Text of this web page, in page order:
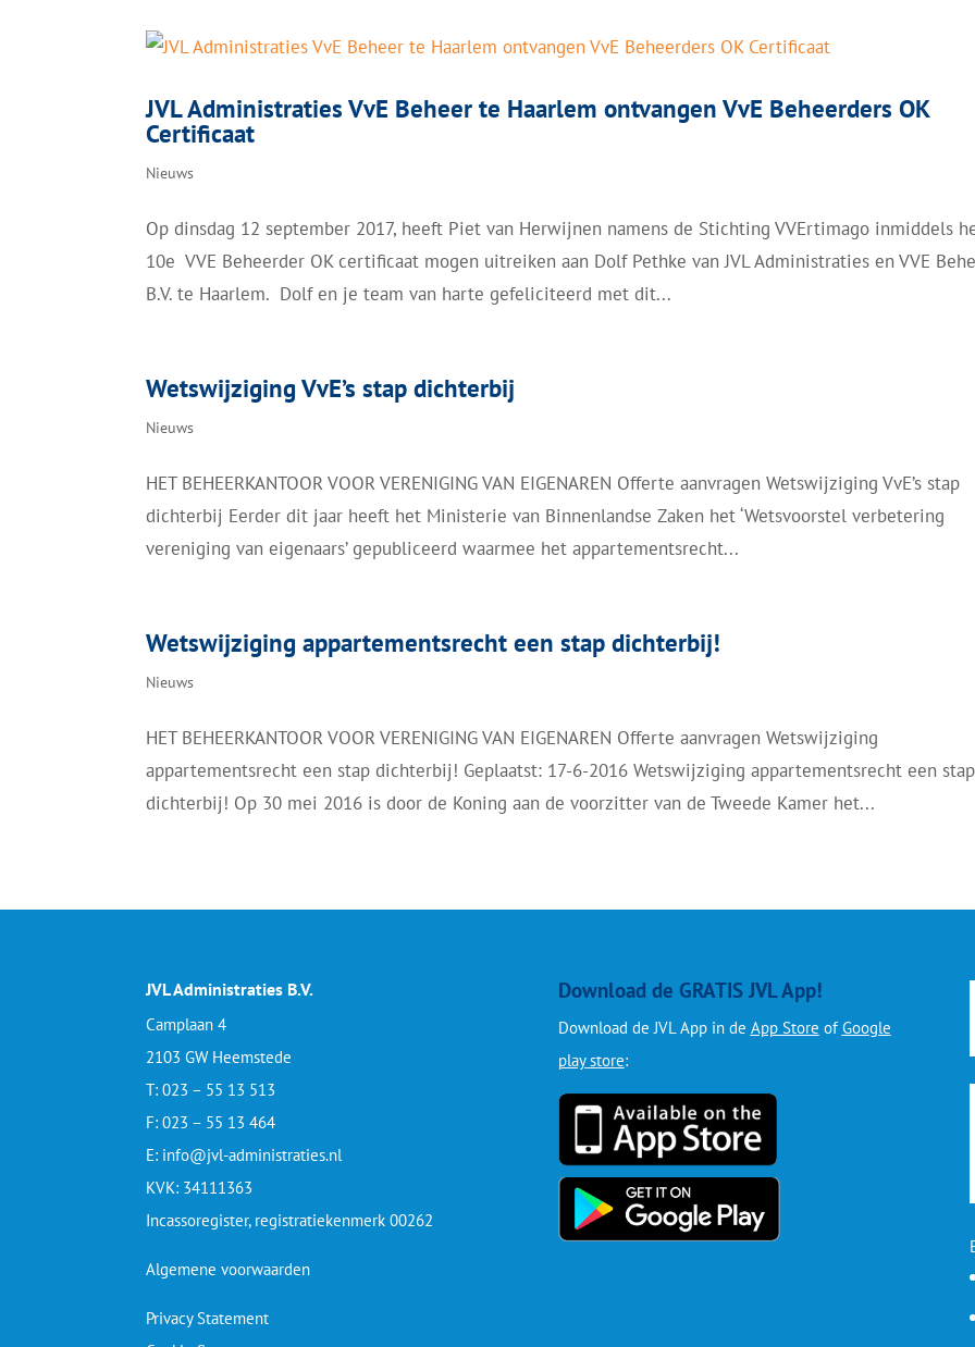
JVL Administraties VvE Beheer te Haarlem ontvangen VvE Beheerders OK
Certificaat
Nieuws
Op dinsdag 12 september 2017, heeft Piet van Herwijnen namens de Stichting VVErtimago inmiddels
10e VVE Beheerder OK certificaat mogen uitreiken aan Dolf Pethke van JVL Administraties en VVE
B.V. te Haarlem. Dolf en je team van harte gefeliciteerd met dit...
Wetswijziging VvE’s stap dichterbij
Nieuws
HET BEHEERKANTOOR VOOR VERENIGING VAN EIGENAREN Offerte aanvragen Wetswijziging VvE’s stap
dichterbij Eerder dit jaar heeft het Ministerie van Binnenlandse Zaken het ‘Wetsvoorstel verbetering
vereniging van eigenaars’ gepubliceerd waarmee het appartementsrecht...
Wetswijziging appartementsrecht een stap dichterbij!
Nieuws
HET BEHEERKANTOOR VOOR VERENIGING VAN EIGENAREN Offerte aanvragen Wetswijziging
appartementsrecht een stap dichterbij! Geplaatst: 17-6-2016 Wetswijziging appartementsrecht een stap
dichterbij! Op 30 mei 2016 is door de Koning aan de voorzitter van de Tweede Kamer het...
JVL Administraties B.V.
Camplaan 4
2103 GW Heemstede
T: 023 – 55 13 513
F: 023 – 55 13 464
E: info@jvl-administraties.nl
KVK: 34111363
Incassoregister, registratiekenmerk 00262
Algemene voorwaarden
Privacy Statement
Download de GRATIS JVL App!
Download de JVL App in de App Store ofGoogle
play store: